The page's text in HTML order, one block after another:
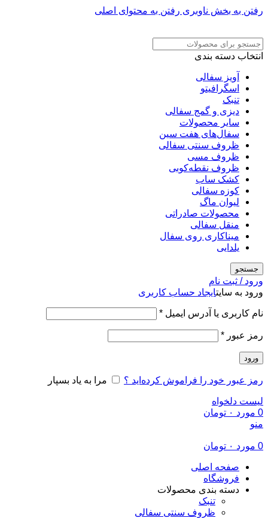
رفتن به بخش ناوبری رفتن به محتوای اصلی
انتخاب دسته بندی
آویز سفالی
اسگرافیتو
تنبک
دیزی و گمج سفالی
سایر محصولات
سفال‌های هفت‌ سین
ظروف سنتی سفالی
ظروف مسی
ظروف نقطه‌کوبی
کشک ساب
کوزه سفالی
لیوان ماگ
محصولات صادراتی
منقل سفالی
میناکاری روی سفال
یلدایی
جستجو
ورود / ثبت نام
ورود به سایتایجاد حساب کاربری
نام کاربری یا آدرس ایمیل *الزامی
رمز عبور *الزامی
ورود
رمز عبور خود را فراموش کرده‌اید ؟ مرا به یاد بسپار
لیست دلخواه
0 مورد ۰ تومان
منو
0 مورد ۰ تومان
صفحه اصلی
فروشگاه
دسته بندی محصولات
تنبک
ظروف سنتی سفالی